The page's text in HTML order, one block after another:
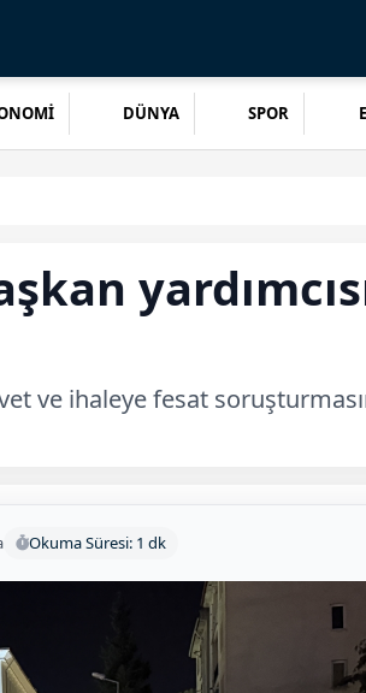
DÜNYA SPOR
ve ihaleye fesat
Okuma Süresi: 1 dk